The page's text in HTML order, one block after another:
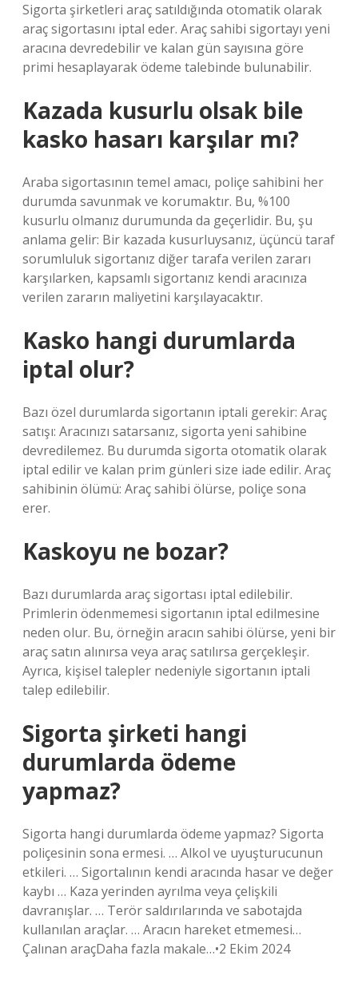
Sigorta şirketleri araç satıldığında otomatik olarak
araç sigortasını iptal eder. Araç sahibi sigortayı yeni
aracına devredebilir ve kalan gün sayısına göre
primi hesaplayarak ödeme talebinde bulunabilir.
Kazada kusurlu olsak bile
kasko hasarı karşılar mı?
Araba sigortasının temel amacı, poliçe sahibini her
durumda savunmak ve korumaktır. Bu, %100
kusurlu olmanız durumunda da geçerlidir. Bu, şu
anlama gelir: Bir kazada kusurluysanız, üçüncü taraf
sorumluluk sigortanız diğer tarafa verilen zararı
karşılarken, kapsamlı sigortanız kendi aracınıza
verilen zararın maliyetini karşılayacaktır.
Kasko hangi durumlarda
iptal olur?
Bazı özel durumlarda sigortanın iptali gerekir: ​​Araç
satışı: Aracınızı satarsanız, sigorta yeni sahibine
devredilemez. Bu durumda sigorta otomatik olarak
iptal edilir ve kalan prim günleri size iade edilir. Araç
sahibinin ölümü: Araç sahibi ölürse, poliçe sona
erer.
Kaskoyu ne bozar?
Bazı durumlarda araç sigortası iptal edilebilir.
Primlerin ödenmemesi sigortanın iptal edilmesine
neden olur. Bu, örneğin aracın sahibi ölürse, yeni bir
araç satın alınırsa veya araç satılırsa gerçekleşir.
Ayrıca, kişisel talepler nedeniyle sigortanın iptali
talep edilebilir.
Sigorta şirketi hangi
durumlarda ödeme
yapmaz?
Sigorta hangi durumlarda ödeme yapmaz? Sigorta
poliçesinin sona ermesi. … Alkol ve uyuşturucunun
etkileri. … Sigortalının kendi aracında hasar ve değer
kaybı … Kaza yerinden ayrılma veya çelişkili
davranışlar. … Terör saldırılarında ve sabotajda
kullanılan araçlar. … Aracın hareket etmemesi…
Çalınan araçDaha fazla makale…•2 Ekim 2024